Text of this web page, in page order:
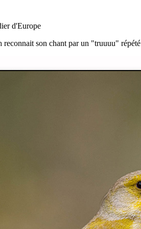
d'Europe
reconnait son chant par un "truuuu" répété